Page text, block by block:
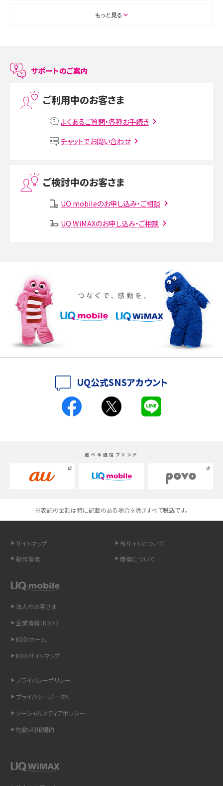
ASMRとは？初心者向けの代表ジャンルや楽しみ方を解説
LINEで友だちを削除する方法は？方法ごとの影響や復活・復元する方法も解説
プリペイドSIMとは？種類やメリット・デメリット、利用までの流れを解説
VPN接続とは？仕組みや必要性、メリット・デメリット、接続方法を解説
Instagram（インスタグラム）でスクショするとバレる？バレるケースや撮り方も解
SMSとは？料金やできること、注意点や届かない時の対処法を解説
iPhone 16eとiPhone SE（第3世代）の違いは？サイズやスペックを比較して解説
iPhone 16eとiPhone 14を徹底比較！スペック・機能の違いをわかりやすく紹介
iPhone 16シリーズのモデルを比較！価格・サイズ・カメラ性能の違いを徹底解説
iPhone 16とiPhone 15の違いは？カメラ・スペック・機能を徹底比較
スマホが高い理由は？購入費用を抑える方法や端末を選ぶ時の注意点を解説！
高校生にスマホ制限は必要？所持率やメリット・デメリットを詳しく紹介
スマホのネット通信速度が遅い原因は？すぐできる対処法や見直すポイントを解
iCloudの使用容量を減らす9つの方法！使用状況の確認手順も紹介
インスタのDMの送り方は？便利機能の使い方や注意点をわかりやすく解説
Bluetooth®とは？Wi-Fiとの違いやスマホ・PCとの接続方法を解説
もっと見る
サポートのご案内
ご利用中のお客さま
よくあるご質問・各種お手続き
チャットでお問い合わせ
ご検討中のお客さま
UQ mobileのお申し込み・ご相談
UQ WiMAXのお申し込み・ご相談
UQ公式SNSアカウント
選べる通信ブランド
※表記の金額は特に記載のある場合を除きすべて税込です。
サイトマップ
当サイトについて
動作環境
商標について
法人のお客さま
企業情報（KDDI）
KDDIホーム
KDDIサイトマップ
プライバシーポリシー
プライバシーポータル
ソーシャルメディアポリシー
約款•利用規約